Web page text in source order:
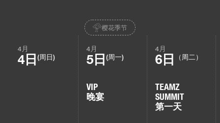
樱花季节
4月
4日 (周日)
4月
5日 (周一)
VIP
晚宴
4月
6日 （周二）
TEAMZ
SUMMIT
第一天